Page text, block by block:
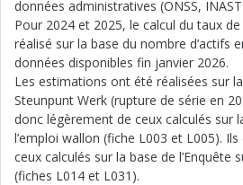
données administratives (ONSS,
Pour 2024 et 2025, le calcul du taux
réalisé sur la base du nombre d’actifs
données disponibles fin janvier 2026.
Les estimations ont été réalisées sur
Steunpunt Werk (rupture de série en
donc légèrement de ceux calculés sur
l’emploi wallon (fiche L003 et L005).
ceux calculés sur la base de l’Enquête
(fiches L014 et L031).